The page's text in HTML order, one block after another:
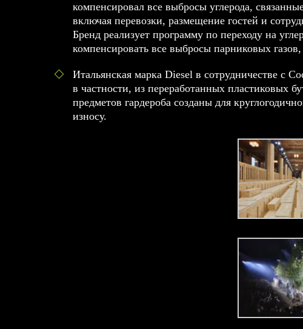
компенсировал все выбросы углерода,
включая перевозки, размещение гостей и
Бренд реализует программу по переходу на
компенсировать все выбросы парниковых
Итальянская марка Diesel в сотрудничестве с
в частности, из переработанных пластиковых
предметов гардероба созданы для
износу.